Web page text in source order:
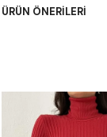
ÜRÜN ÖNERILERI